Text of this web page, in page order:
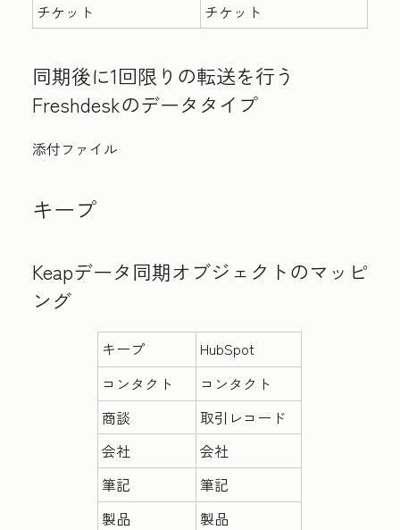
チケット
チケット
同期後に1回限りの転送を行う
Freshdeskのデータタイプ
添付ファイル
キープ
Keapデータ同期オブジェクトのマッピ
ング
キープ
HubSpot
コンタクト
コンタクト
商談
取引レコード
会社
会社
筆記
筆記
製品
製品